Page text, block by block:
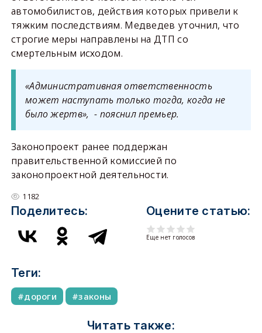
автомобилистов, действия которых привели к
тяжким последствиям. Медведев уточнил, что
строгие меры направлены на ДТП со
смертельным исходом.
«Административная ответственность
может наступать только тогда, когда не
было жертв», - пояснил премьер.
Законопроект ранее поддержан
правительственной комиссией по
законопроектной деятельности.
1182
Поделитесь: Оцените статью:
Еще нет голосов
Теги:
дороги законы
Читать также: